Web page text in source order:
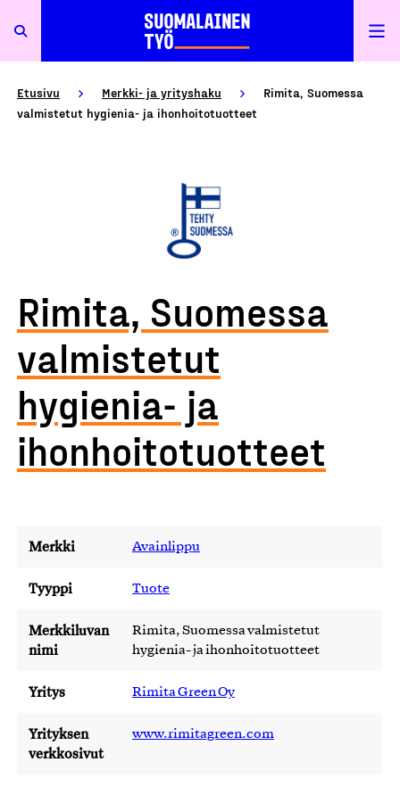
Etusivu Merkki- ja yrityshaku
Rimita, Suomessa
valmistetut hygienia- ja ihonhoitotuotteet
Rimita, Suomessa
valmistetut
hygienia- ja
ihonhoitotuotteet
Merkki Avainlippu
Tyyppi Tuote
Merkkiluvan
nimi
Rimita, Suomessa valmistetut
hygienia- ja ihonhoitotuotteet
Yritys Rimita Green Oy
Yrityksen
verkkosivut
www.rimitagreen.com